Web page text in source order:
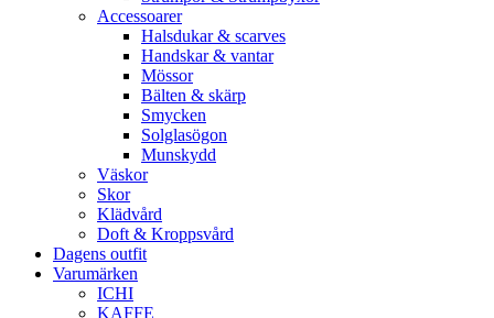
Accessoarer
Halsdukar & scarves
Handskar & vantar
Mössor
Bälten & skärp
Smycken
Solglasögon
Munskydd
Väskor
Skor
Klädvård
Doft & Kroppsvård
Dagens outfit
Varumärken
ICHI
KAFFE